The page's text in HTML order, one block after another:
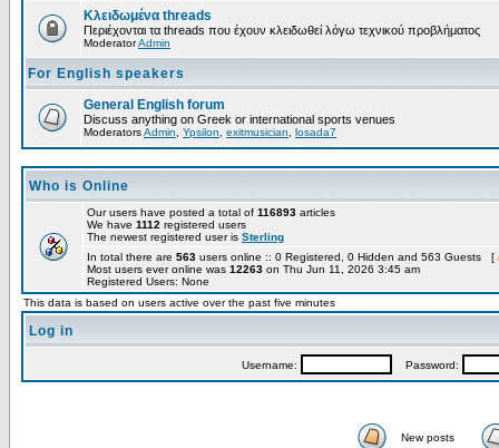
Κλειδωμένα threads
Περιέχονται τα threads που έχουν κλειδωθεί λόγω τεχνικού προβλήματος
ModeratorAdmin
For English speakers
General English forum
Discuss anything on Greek or international sports venues
ModeratorsAdmin Ypsilon exitmusician losada7
Who is Online
Our users have posted a total of 116893 articles
We have 1112 registered users
The newest registered user is Sterling
In total there are 563 users online :: 0 Registered, 0 Hidden and 563 Guests [
Most users ever online was 12263 on Thu Jun 11, 2026 3:45 am
Registered Users: None
This data is based on users active over the past five minutes
Log in
Username: Password:
New posts